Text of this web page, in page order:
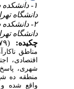
۱- دانشکده
دانشگاه
۲- دانشکده
دانشگاه
چکیده:
مناطق
اقتصادی،
شهری، پاسخ
منطقه ده